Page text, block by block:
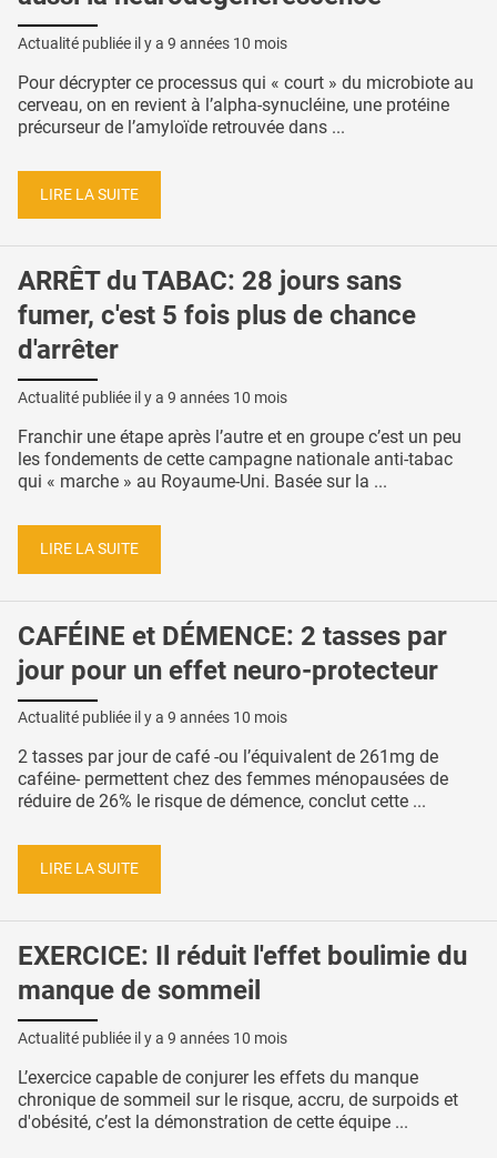
Actualité publiée il y a 9 années 10 mois
Pour décrypter ce processus qui « court » du microbiote au
cerveau, on en revient à l’alpha-synucléine, une protéine
précurseur de l’amyloïde retrouvée dans ...
LIRE LA SUITE
ARRÊT du TABAC: 28 jours sans
fumer, c'est 5 fois plus de chance
d'arrêter
Actualité publiée il y a 9 années 10 mois
Franchir une étape après l’autre et en groupe c’est un peu
les fondements de cette campagne nationale anti-tabac
qui « marche » au Royaume-Uni. Basée sur la ...
LIRE LA SUITE
CAFÉINE et DÉMENCE: 2 tasses par
jour pour un effet neuro-protecteur
Actualité publiée il y a 9 années 10 mois
2 tasses par jour de café -ou l’équivalent de 261mg de
caféine- permettent chez des femmes ménopausées de
réduire de 26% le risque de démence, conclut cette ...
LIRE LA SUITE
EXERCICE: Il réduit l'effet boulimie du
manque de sommeil
Actualité publiée il y a 9 années 10 mois
L’exercice capable de conjurer les effets du manque
chronique de sommeil sur le risque, accru, de surpoids et
d'obésité, c’est la démonstration de cette équipe ...